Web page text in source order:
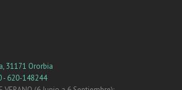
31171 Ororbia
- 620-148244